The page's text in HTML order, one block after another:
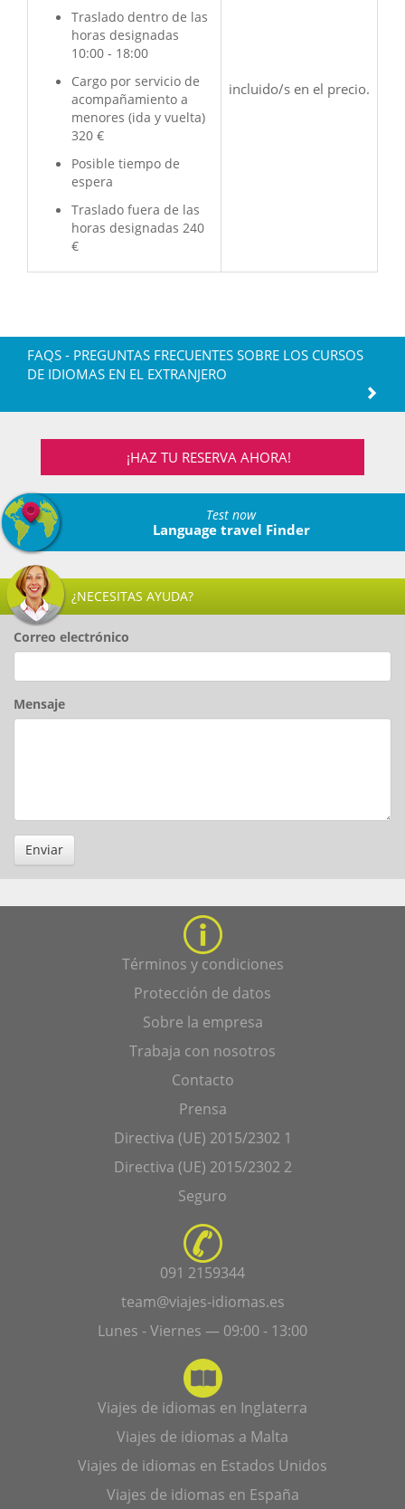
Traslado dentro de las
horas designadas
10:00 - 18:00
Cargo por servicio de
acompañamiento a
menores (ida y vuelta)
320 €
Posible tiempo de
espera
Traslado fuera de las
horas designadas 240
€
incluido/s en el precio.
FAQS - PREGUNTAS FRECUENTES SOBRE LOS CURSOS
DE IDIOMAS EN EL EXTRANJERO
¡HAZ TU RESERVA AHORA!
Test now
Language travel Finder
¿NECESITAS AYUDA?
Correo electrónico
Mensaje
Enviar
Términos y condiciones
Protección de datos
Sobre la empresa
Trabaja con nosotros
Contacto
Prensa
Directiva (UE) 2015/2302 1
Directiva (UE) 2015/2302 2
Seguro
091 2159344
team@viajes-idiomas.es
Lunes - Viernes — 09:00 - 13:00
Viajes de idiomas en Inglaterra
Viajes de idiomas a Malta
Viajes de idiomas en Estados Unidos
Viajes de idiomas en España